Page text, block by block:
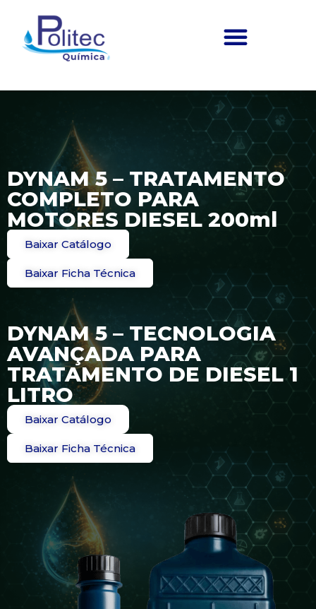
DYNAM 5 – TRATAMENTO
COMPLETO PARA
MOTORES DIESEL 200ml
Baixar Catálogo
Baixar Ficha Técnica
DYNAM 5 – TECNOLOGIA
AVANÇADA PARA
TRATAMENTO DE DIESEL 1
LITRO
Baixar Catálogo
Baixar Ficha Técnica